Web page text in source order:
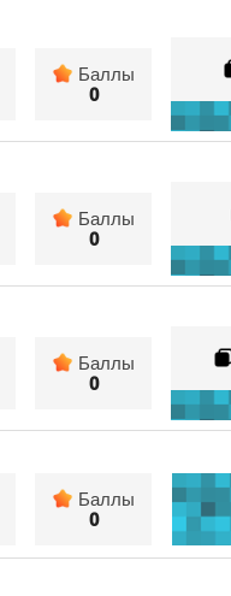
Баллы
0
Баллы
0
Баллы
0
Баллы
0